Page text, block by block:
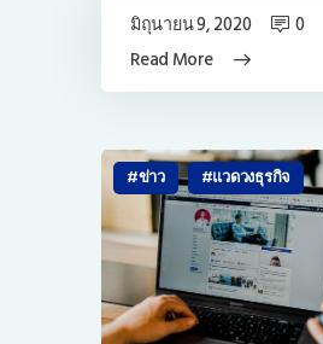
Read More
มิถุนายน 9, 2020 0
ข่าว แวดวงธุรกิจ